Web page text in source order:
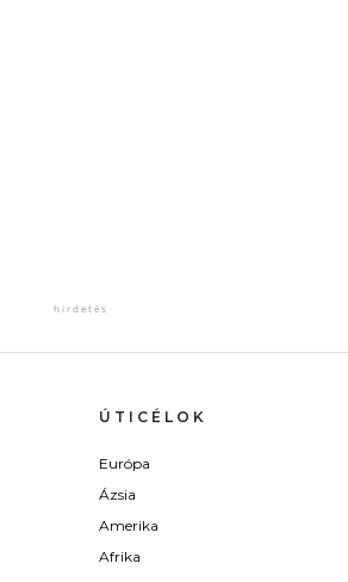
ÚTICÉLOK
Európa
Ázsia
Amerika
Afrika